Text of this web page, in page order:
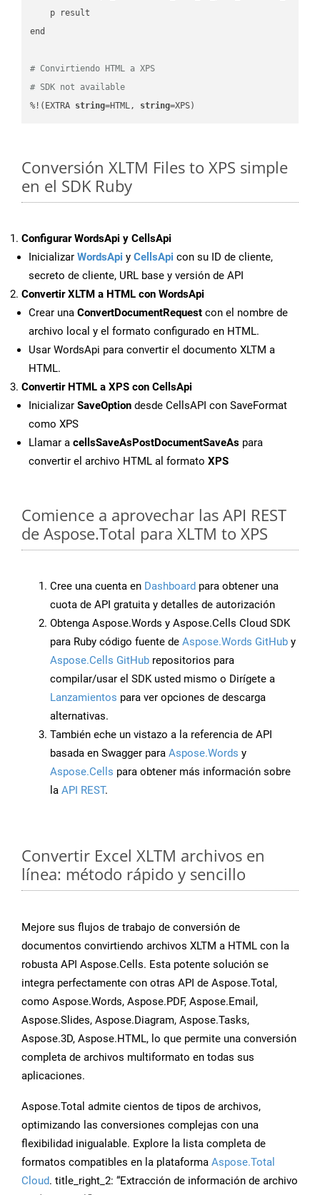
    p result
end
# Convirtiendo HTML a XPS
# SDK not available
%!(EXTRA string=HTML, string=XPS)
Conversión XLTM Files to XPS simple
en el SDK Ruby
Configurar WordsApi y CellsApi
Inicializar WordsApi y CellsApi con su ID de cliente,
secreto de cliente, URL base y versión de API
Convertir XLTM a HTML con WordsApi
Crear una ConvertDocumentRequest con el nombre de
archivo local y el formato configurado en HTML.
Usar WordsApi para convertir el documento XLTM a
HTML.
Convertir HTML a XPS con CellsApi
Inicializar SaveOption desde CellsAPI con SaveFormat
como XPS
Llamar a cellsSaveAsPostDocumentSaveAs para
convertir el archivo HTML al formato XPS
Comience a aprovechar las API REST
de Aspose.Total para XLTM to XPS
Cree una cuenta en Dashboard para obtener una
cuota de API gratuita y detalles de autorización
Obtenga Aspose.Words y Aspose.Cells Cloud SDK
para Ruby código fuente de Aspose.Words GitHub y
Aspose.Cells GitHub repositorios para
compilar/usar el SDK usted mismo o Dirígete a
Lanzamientos para ver opciones de descarga
alternativas.
También eche un vistazo a la referencia de API
basada en Swagger para Aspose.Words y
Aspose.Cells para obtener más información sobre
la API REST.
Convertir Excel XLTM archivos en
línea: método rápido y sencillo
Mejore sus flujos de trabajo de conversión de
documentos convirtiendo archivos XLTM a HTML con la
robusta API Aspose.Cells. Esta potente solución se
integra perfectamente con otras API de Aspose.Total,
como Aspose.Words, Aspose.PDF, Aspose.Email,
Aspose.Slides, Aspose.Diagram, Aspose.Tasks,
Aspose.3D, Aspose.HTML, lo que permite una conversión
completa de archivos multiformato en todas sus
aplicaciones.
Aspose.Total admite cientos de tipos de archivos,
optimizando las conversiones complejas con una
flexibilidad inigualable. Explore la lista completa de
formatos compatibles en la plataforma Aspose.Total
Cloud. title_right_2: “Extracción de información de archivo